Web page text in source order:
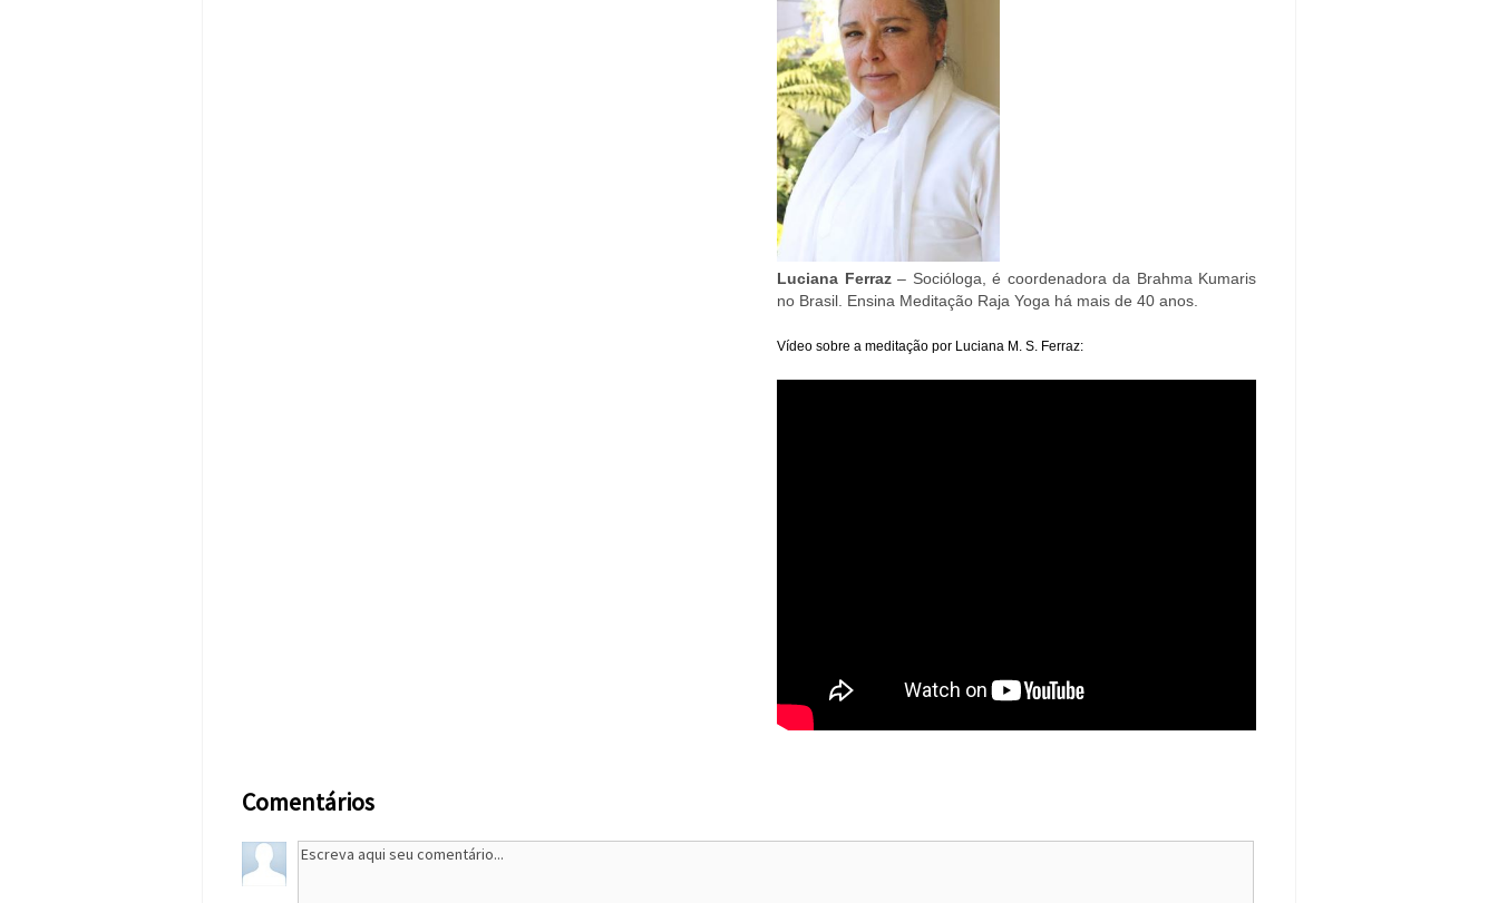
Luciana Ferraz– Socióloga, é coordenadora da Brahma Kumaris
no Brasil. Ensina Meditação Raja Yoga há mais de 40 anos.
Vídeo sobre a meditação por Luciana M. S. Ferraz:
Comentários